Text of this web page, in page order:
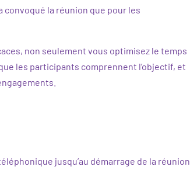
convoqué la réunion que pour les
non seulement vous optimisez le temps
les participants comprennent l’objectif, et
jusqu’au démarrage de la réunion.